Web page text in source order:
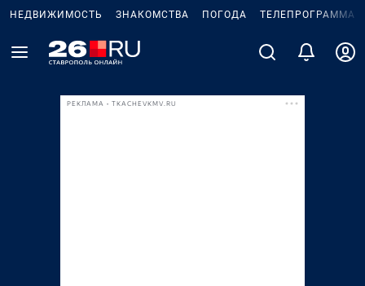
НЕДВИЖИМОСТЬ ЗНАКОМСТВА ПОГОДА ТЕЛЕПРОГРАММА
РЕКЛАМА • TKACHEVKMV.RU